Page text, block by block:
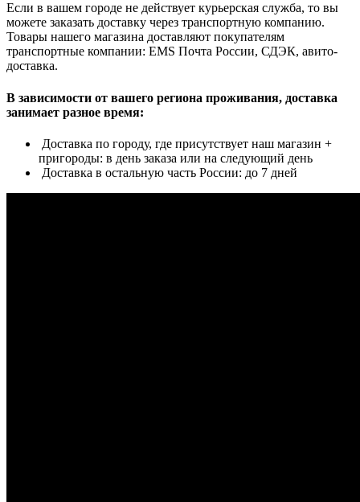
Если в вашем городе не действует курьерская служба, то вы
можете заказать доставку через транспортную компанию.
Товары нашего магазина доставляют покупателям
транспортные компании: EMS Почта России, СДЭК, авито-
доставка.
В зависимости от вашего региона проживания, доставка
занимает разное время:
Доставка по городу, где присутствует наш магазин +
пригороды: в день заказа или на следующий день
Доставка в остальную часть России: до 7 дней